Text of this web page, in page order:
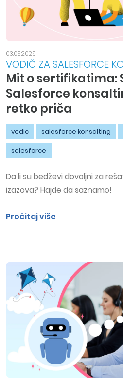
03.03.2025.
VODIČ ZA SALESFORCE
Mit o sertifikatima:
Salesforce
retko priča
vodic salesforce konsalting
salesforce
Da li su bedževi dovoljni za
izazova? Hajde da saznamo!
Pročitaj više